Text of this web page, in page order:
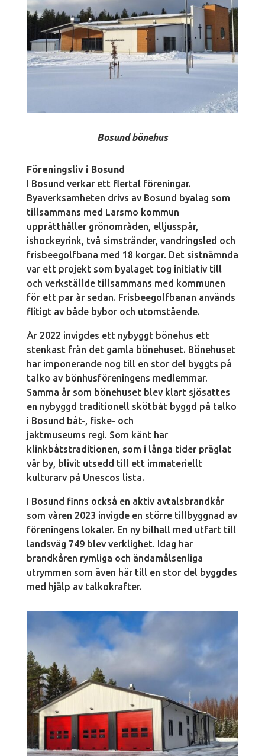
Bosund bönehus
Föreningsliv i Bosund
I Bosund verkar ett flertal föreningar.
Byaverksamheten drivs av Bosund byalag som
tillsammans med Larsmo kommun
upprätthåller grönområden, elljusspår,
ishockeyrink, två simstränder, vandringsled och
frisbeegolfbana med 18 korgar. Det sistnämnda
var ett projekt som byalaget tog initiativ till
och verkställde tillsammans med kommunen
för ett par år sedan. Frisbeegolfbanan används
flitigt av både bybor och utomstående.
År 2022 invigdes ett nybyggt bönehus ett
stenkast från det gamla bönehuset. Bönehuset
har imponerande nog till en stor del byggts på
talko av bönhusföreningens medlemmar.
Samma år som bönehuset blev klart sjösattes
en nybyggd traditionell skötbåt byggd på talko
i Bosund båt-, fiske- och
jaktmuseums regi. Som känt har
klinkbåtstraditionen, som i långa tider präglat
vår by, blivit utsedd till ett immateriellt
kulturarv på Unescos lista.
I Bosund finns också en aktiv avtalsbrandkår
som våren 2023 invigde en större tillbyggnad av
föreningens lokaler. En ny bilhall med utfart till
landsväg 749 blev verklighet. Idag har
brandkåren rymliga och ändamålsenliga
utrymmen som även här till en stor del byggdes
med hjälp av talkokrafter.